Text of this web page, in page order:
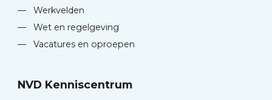
—
Werkvelden
—
Wet en regelgeving
—
Vacatures en oproepen
NVD Kenniscentrum